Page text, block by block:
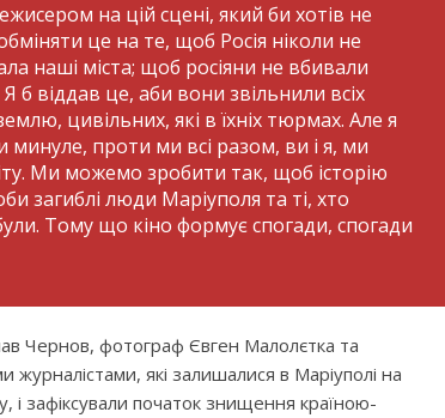
на цій сцені, який би хотів не
це на те, щоб Росія ніколи не
наші міста; щоб росіяни не вбивали
б віддав це, аби вони звільнили всіх
цивільних, які в їхніх тюрмах. Але я
минуле, проти ми всі разом, ви і я, ми
Ми можемо зробити так, щоб історію
загиблі люди Маріуполя та ті, хто
Тому що кіно формує спогади, спогади
Чернов, фотограф Євген Малолєтка та
які залишалися в Маріуполі на
і зафіксували початок знищення країною-